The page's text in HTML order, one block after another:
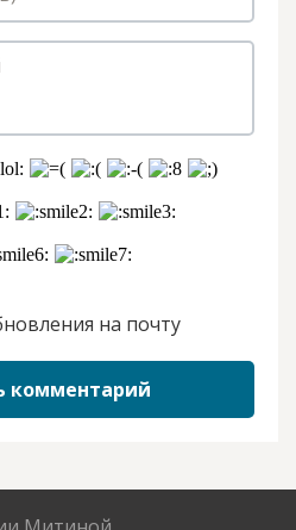
на почту
комментарий